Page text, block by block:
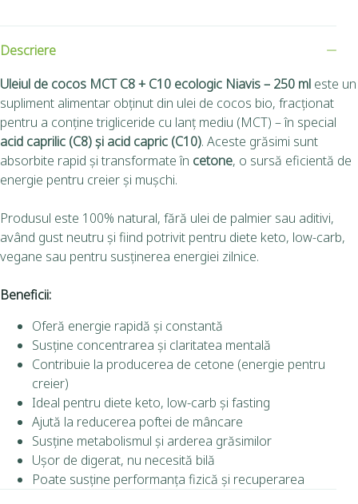
Descriere
Uleiul de cocos MCT C8 + C10 ecologic Niavis – 250 ml este un
supliment alimentar obținut din ulei de cocos bio, fracționat
pentru a conține trigliceride cu lanț mediu (MCT) – în special
acid caprilic (C8) și acid capric (C10). Aceste grăsimi sunt
absorbite rapid și transformate în cetone, o sursă eficientă de
energie pentru creier și mușchi.
Produsul este 100% natural, fără ulei de palmier sau aditivi,
având gust neutru și fiind potrivit pentru diete keto, low-carb,
vegane sau pentru susținerea energiei zilnice.
Beneficii:
Oferă energie rapidă și constantă
Susține concentrarea și claritatea mentală
Contribuie la producerea de cetone (energie pentru
creier)
Ideal pentru diete keto, low-carb și fasting
Ajută la reducerea poftei de mâncare
Susține metabolismul și arderea grăsimilor
Ușor de digerat, nu necesită bilă
Poate susține performanța fizică și recuperarea